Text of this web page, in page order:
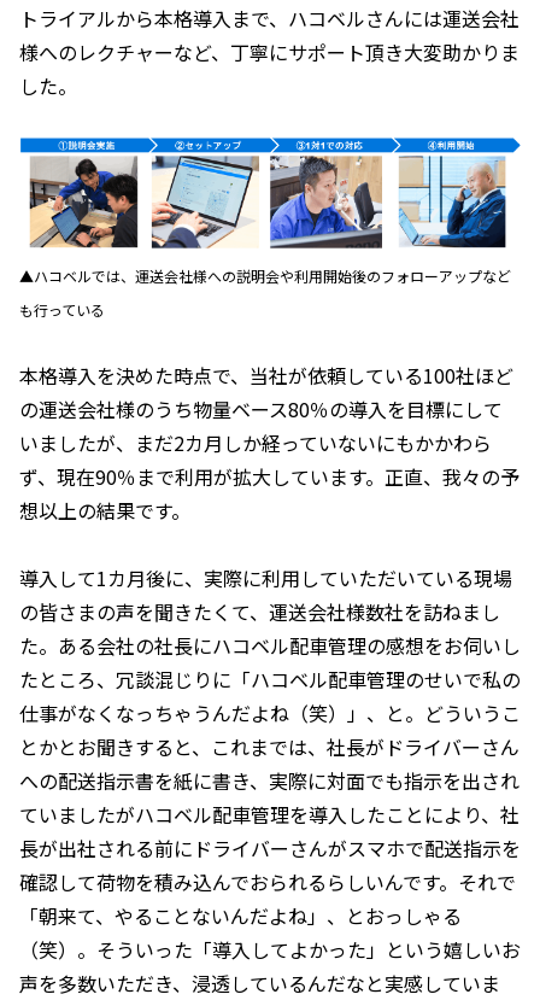
トライアルから本格導入まで、ハコベルさんには運送会社
様へのレクチャーなど、丁寧にサポート頂き大変助かりま
した。
▲ハコベルでは、運送会社様への説明会や利用開始後のフォローアップなど
も行っている
本格導入を決めた時点で、当社が依頼している100社ほど
の運送会社様のうち物量ベース80％の導入を目標にして
いましたが、まだ2カ月しか経っていないにもかかわら
ず、現在90％まで利用が拡大しています。正直、我々の予
想以上の結果です。
導入して1カ月後に、実際に利用していただいている現場
の皆さまの声を聞きたくて、運送会社様数社を訪ねまし
た。ある会社の社長にハコベル配車管理の感想をお伺いし
たところ、冗談混じりに「ハコベル配車管理のせいで私の
仕事がなくなっちゃうんだよね（笑）」、と。どういうこ
とかとお聞きすると、これまでは、社長がドライバーさん
への配送指示書を紙に書き、実際に対面でも指示を出され
ていましたがハコベル配車管理を導入したことにより、社
長が出社される前にドライバーさんがスマホで配送指示を
確認して荷物を積み込んでおられるらしいんです。それで
「朝来て、やることないんだよね」、とおっしゃる
（笑）。そういった「導入してよかった」という嬉しいお
声を多数いただき、浸透しているんだなと実感していま